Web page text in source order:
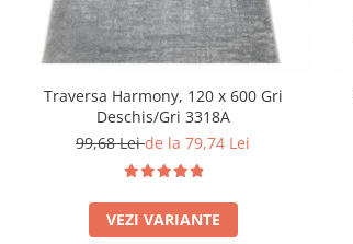
Traversa Harmony, 120 x 600 Gri
Deschis/Gri 3318A
99,68 Leide la 79,74 Lei
VEZI VARIANTE